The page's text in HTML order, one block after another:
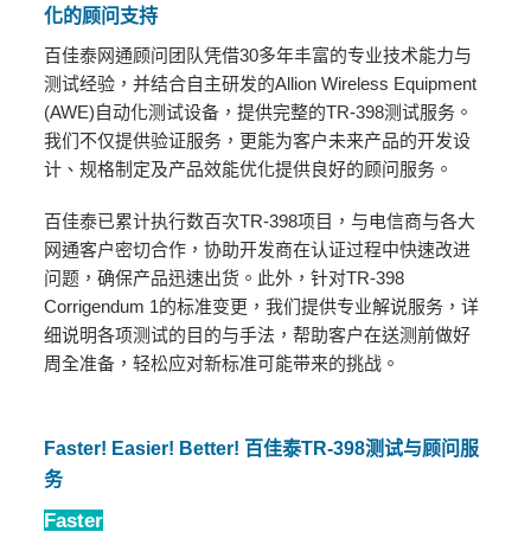
化的顾问支持
百佳泰网通顾问团队凭借30多年丰富的专业技术能力与
测试经验，并结合自主研发的Allion Wireless Equipment
(AWE)自动化测试设备，提供完整的TR-398测试服务。
我们不仅提供验证服务，更能为客户未来产品的开发设
计、规格制定及产品效能优化提供良好的顾问服务。
百佳泰已累计执行数百次TR-398项目，与电信商与各大
网通客户密切合作，协助开发商在认证过程中快速改进
问题，确保产品迅速出货。此外，针对TR-398
Corrigendum 1的标准变更，我们提供专业解说服务，详
细说明各项测试的目的与手法，帮助客户在送测前做好
周全准备，轻松应对新标准可能带来的挑战。
Faster! Easier! Better! 百佳泰TR-398测试与顾问服
务
Faster